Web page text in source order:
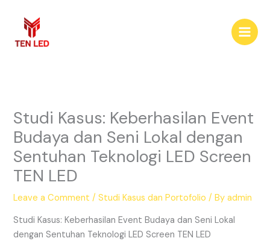
content
Studi Kasus: Keberhasilan Event
Budaya dan Seni Lokal dengan
Sentuhan Teknologi LED Screen
TEN LED
Leave a Comment /Studi Kasus dan Portofolio / Byadmin
Studi Kasus: Keberhasilan Event Budaya dan Seni Lokal
dengan Sentuhan Teknologi LED Screen TEN LED